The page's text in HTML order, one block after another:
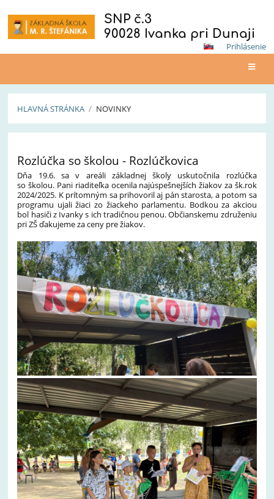
SNP č.3
90028 Ivanka pri Dunaji
Prihlásenie
HLAVNÁ STRÁNKA / NOVINKY
Rozlúčka so školou - Rozlúčkovica
Dňa 19.6. sa v areáli základnej školy uskutočnila rozlúčka
so školou. Pani riaditeľka ocenila najúspešnejších žiakov za šk.rok
2024/2025. K prítomným sa prihovoril aj pán starosta, a potom sa
programu ujali žiaci zo žiackeho parlamentu. Bodkou za akciou
bol hasiči z Ivanky s ich tradičnou penou. Občianskemu združeniu
pri ZŠ ďakujeme za ceny pre žiakov.